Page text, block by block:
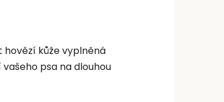
kůže vyplněná
psa na dlouhou